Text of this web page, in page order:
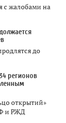
с жалобами на
до
регионов
открытий»
и РЖД